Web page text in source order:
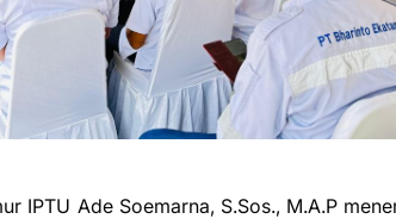
IPTU Ade Soemarna, S.Sos., M.A.P